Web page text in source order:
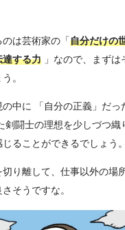
は芸術家の「自分だけの
達する力 」なので、まず
。
中に 「自分の正義」だっ
剣闘士の理想を少しづつ織
ることができるでしょう。
り離して、仕事以外の場
そうですな。